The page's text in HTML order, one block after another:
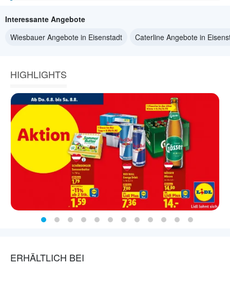
Interessante Angebote
Wiesbauer Angebote in Eisenstadt
Caterline Angebote in
HIGHLIGHTS
ERHÄLTLICH BEI